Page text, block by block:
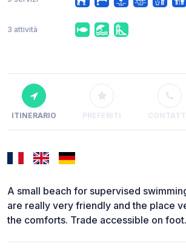
3 attività
ITINERARIO PREFERITI
A small beach for supervised
are really very friendly and the place
the comforts. Trade accessible on foot.